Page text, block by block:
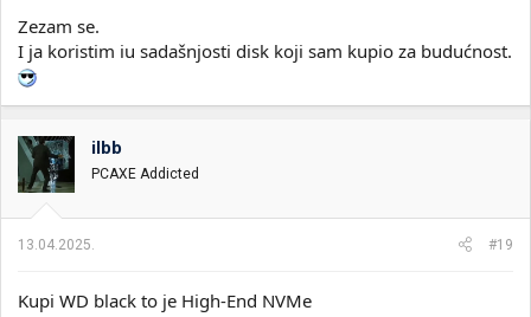
Zezam se.
I ja koristim iu sadašnjosti disk koji sam kupio za budućnost.
ilbb
PCAXE Addicted
13.04.2025. #19
Kupi WD black to je High-End NVMe